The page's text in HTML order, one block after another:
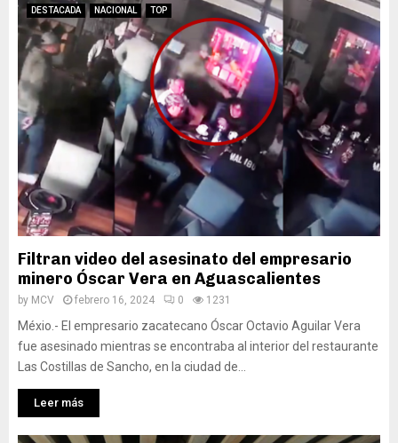
DESTACADA NACIONAL TOP
Filtran video del asesinato del empresario
minero Óscar Vera en Aguascalientes
by MCV febrero 16, 2024 0 1231
Méxio.- El empresario zacatecano Óscar Octavio Aguilar Vera
fue asesinado mientras se encontraba al interior del restaurante
Las Costillas de Sancho, en la ciudad de...
Leer más